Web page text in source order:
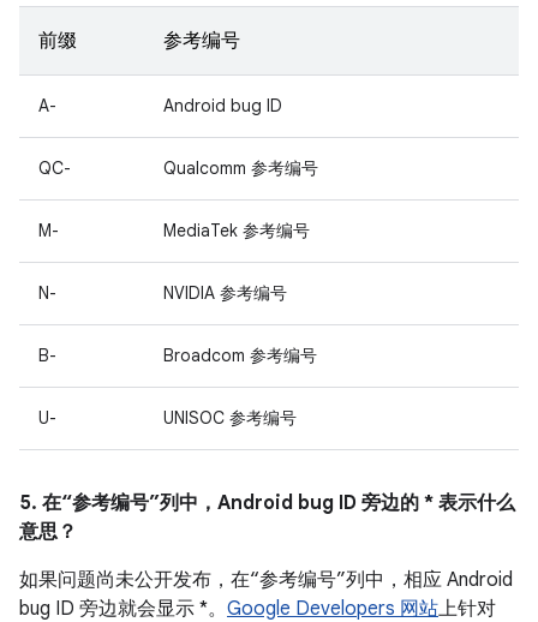
前缀 参考编号
A- Android bug ID
QC- Qualcomm 参考编号
M- MediaTek 参考编号
N- NVIDIA 参考编号
B- Broadcom 参考编号
U- UNISOC 参考编号
5. 在“参考编号”列中，Android bug ID 旁边的 * 表示什么
意思？
如果问题尚未公开发布，在“参考编号”列中，相应 Android
bug ID 旁边就会显示 *。 Google Developers 网站上针对